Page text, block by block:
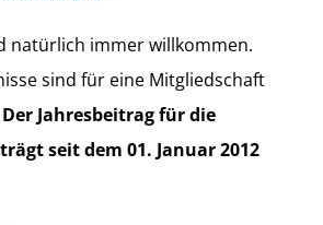
natürlich immer willkommen.
sind für eine Mitgliedschaft
Der Jahresbeitrag für die
seit dem 01. Januar 2012